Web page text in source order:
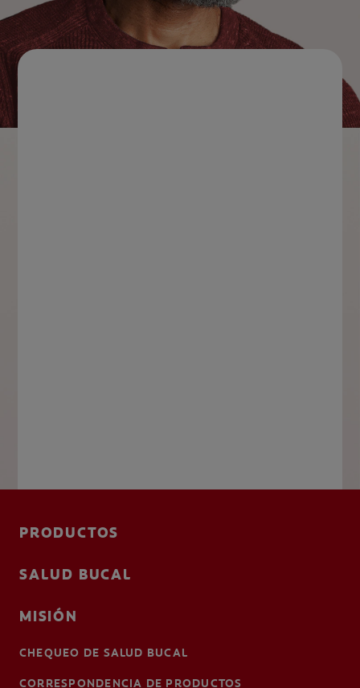
PRODUCTOS
SALUD BUCAL
MISIÓN
CHEQUEO DE SALUD BUCAL
CORRESPONDENCIA DE PRODUCTOS